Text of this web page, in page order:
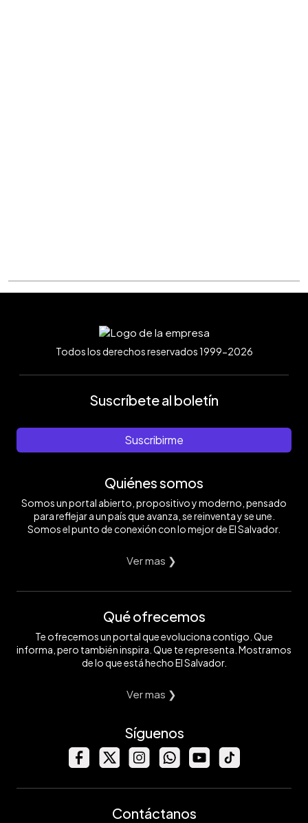
Todos los derechos reservados 1999-2026
Suscríbete al boletín
Suscribirme
Quiénes somos
Somos un portal abierto, propositivo y moderno, pensado
para reflejar a un país que avanza, se reinventa y se une.
Somos el punto de conexión con lo mejor de El Salvador.
Ver mas ❯
Qué ofrecemos
Te ofrecemos un portal que evoluciona contigo. Que
informa, pero también inspira. Que te representa. Mostramos
de lo que está hecho El Salvador.
Ver mas ❯
Síguenos
Contáctanos